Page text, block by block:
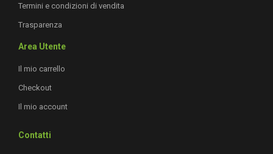
Termini e condizioni di vendita
Trasparenza
Area Utente
Il mio carrello
Checkout
Il mio account
Contatti